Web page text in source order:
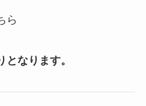
ら
なります。